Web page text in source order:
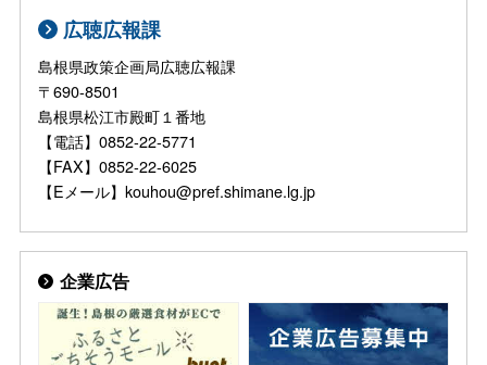
広聴広報課
島根県政策企画局広聴広報課
〒690-8501
島根県松江市殿町１番地
【電話】0852-22-5771
【FAX】0852-22-6025
【Eメール】kouhou@pref.shimane.lg.jp
企業広告